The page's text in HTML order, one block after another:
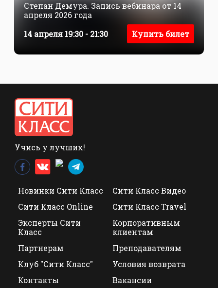
Степан Демура. Запись вебинара от 14
апреля 2026 года
14 апреля 19:30 - 21:30
Купить билет
Учись у лучших!
Новинки Сити Класс
Сити Класс Видео
Сити Класс Online
Сити Класс Travel
Эксперты Сити
Класс
Корпоративным
клиентам
Партнерам
Преподавателям
Клуб "Сити Класс"
Условия возврата
Контакты
Вакансии